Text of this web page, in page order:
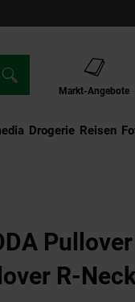
Markt-Angebote
Drogerie Externer
Reisen
Pullover
R-